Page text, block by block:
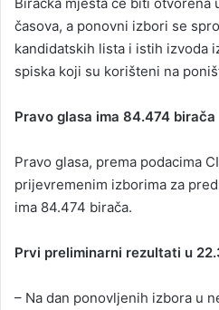
časova, a ponovni izbori se
kandidatskih lista i istih izvoda
spiska koji su korišteni na
Pravo glasa ima 84.474 birača
Pravo glasa, prema podacima
prijevremenim izborima za
ima 84.474 birača.
Prvi preliminarni rezultati u
– Na dan ponovljenih izbora u